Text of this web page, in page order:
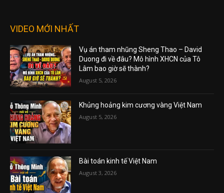
VIDEO MỚI NHẤT
Vụ án tham nhũng Sheng Thao – David
Duong đi về đâu? Mô hình XHCN của Tô
Lâm bao giờ sẽ thành?
August 5, 2026
Khủng hoảng kim cương vàng Việt Nam
August 5, 2026
Bài toán kinh tế Việt Nam
August 3, 2026